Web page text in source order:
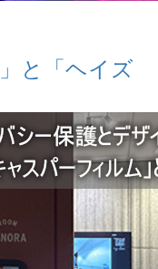
と「ヘイズ